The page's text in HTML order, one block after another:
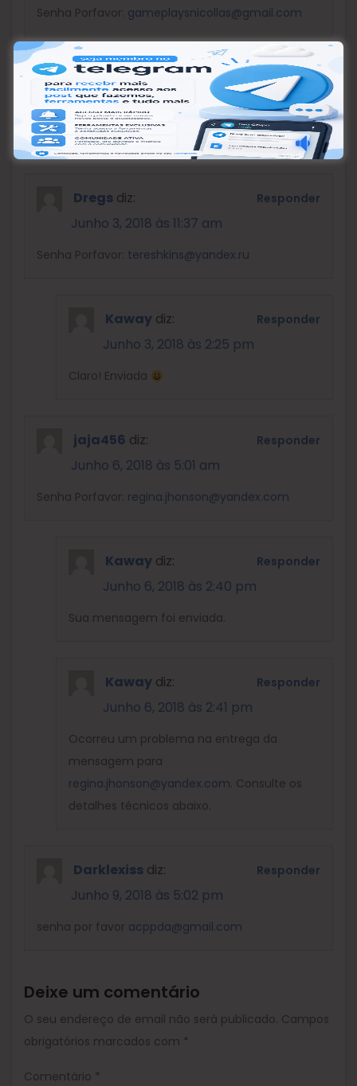
Senha Porfavor: gameplaysnicollas@gmail.com
Kaway diz:
Junho 2, 2018 às 5:49 pm
Enviada, espero que use bem.
Responder
Dregs diz:
Junho 3, 2018 às 11:37 am
Senha Porfavor: tereshkins@yandex.ru
Responder
Kaway diz:
Junho 3, 2018 às 2:25 pm
Claro! Enviada
Responder
jaja456 diz:
Junho 6, 2018 às 5:01 am
Senha Porfavor: regina.jhonson@yandex.com
Responder
Kaway diz:
Junho 6, 2018 às 2:40 pm
Sua mensagem foi enviada.
Responder
Kaway diz:
Junho 6, 2018 às 2:41 pm
Ocorreu um problema na entrega da
mensagem para
regina.jhonson@yandex.com . Consulte os
detalhes técnicos abaixo.
Responder
Darklexiss diz:
Junho 9, 2018 às 5:02 pm
senha por favor acppda@gmail.com
Responder
Deixe um comentário
O seu endereço de email não será publicado. Campos
obrigatórios marcados com *
Comentário *